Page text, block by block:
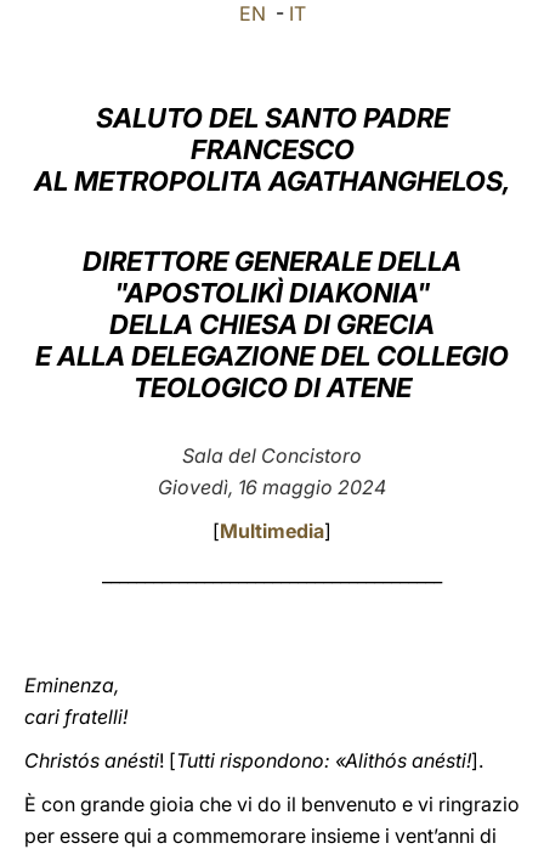
LATINE
EN - IT
SALUTO DEL SANTO PADRE
FRANCESCO
AL METROPOLITA AGATHANGHELOS,
DIRETTORE GENERALE DELLA
"APOSTOLIKÌ DIAKONIA"
DELLA CHIESA DI GRECIA
E ALLA DELEGAZIONE DEL COLLEGIO
TEOLOGICO DI ATENE
Sala del Concistoro
Giovedì, 16 maggio 2024
[Multimedia]
Eminenza,
cari fratelli!
Christós anésti! [Tutti rispondono: «Alithós anésti!].
È con grande gioia che vi do il benvenuto e vi ringrazio
per essere qui a commemorare insieme i vent’anni di